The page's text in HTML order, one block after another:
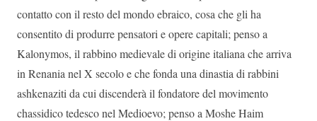
contatto con il resto del mondo ebraico, cosa che gli ha
consentito di produrre pensatori e opere capitali; penso a
Kalonymos, il rabbino medievale di origine italiana che arriva
in Renania nel X secolo e che fonda una dinastia di rabbini
ashkenaziti da cui discenderà il fondatore del movimento
chassidico tedesco nel Medioevo; penso a Moshe Haim